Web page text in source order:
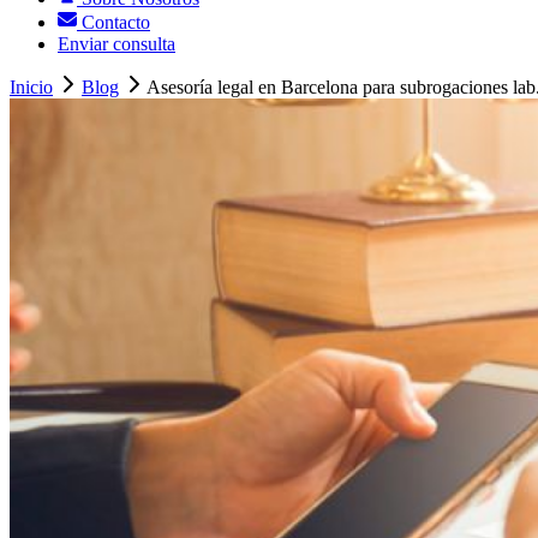
Contacto
Enviar consulta
Inicio Blog Asesoría legal en Barcelona para subrogaciones